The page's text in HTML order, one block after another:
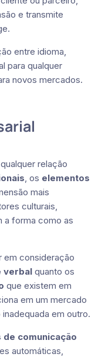
e transmite
entre idioma,
para qualquer
novos mercados.
relação
, os elementos
mais
culturais,
a forma como as
em consideração
verbal quanto os
que existem em
em um mercado
em outro.
comunicação
automáticas,